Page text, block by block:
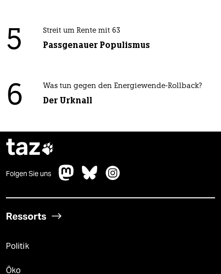
5 Streit um Rente mit 63
Passgenauer Populismus
6 Was tun gegen den Energiewende-Rollback?
Der Urknall
taz
Folgen Sie uns
Ressorts
Politik
Öko